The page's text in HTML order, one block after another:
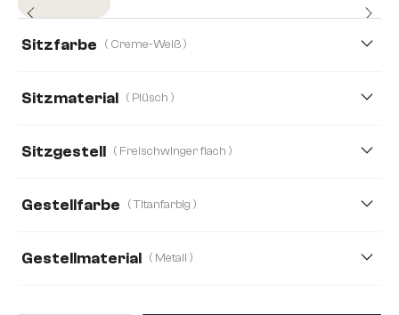
Sitzfarbe ( Creme-Weiß )
Sitzmaterial ( Plüsch )
Samt Strukturstoff Soft
Webstoff Soft
Sitzgestell ( Freischwinger flach )
Gestellfarbe ( Titanfarbig )
Gestellmaterial ( Metall )